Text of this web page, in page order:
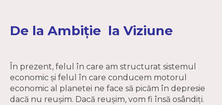
De la Ambiție la Viziune
În prezent, felul în care am structurat sistemul
economic și felul în care conducem motorul
economic al planetei ne face să picăm în depresie
dacă nu reușim. Dacă reușim, vom fi însă osândiți.